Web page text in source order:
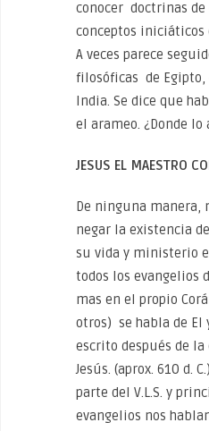
conocer doctrinas
conceptos
A veces parece
filosóficas de Egipto,
India. Se dice que
el arameo. ¿Donde lo
JESUS EL MAESTRO
De ninguna manera,
negar la existencia
su vida y ministerio
todos los evangelios
mas en el propio
otros) se habla de
escrito después de la
Jesús. (aprox. 610 d.
parte del V.L.S. y
evangelios nos